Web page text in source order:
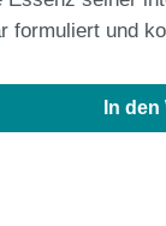
formuliert und
den In